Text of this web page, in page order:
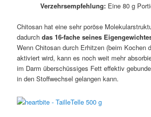
Verzehrsempfehlung:Eine 80 g
Chitosan hat eine sehr poröse
dadurchdas 16-fache seines
Wenn Chitosan durch Erhitzen (beim Kochen
aktiviert wird, kann es noch weit mehr
im Darm überschüssiges Fett effektiv
in den Stoffwechsel gelangen kann.